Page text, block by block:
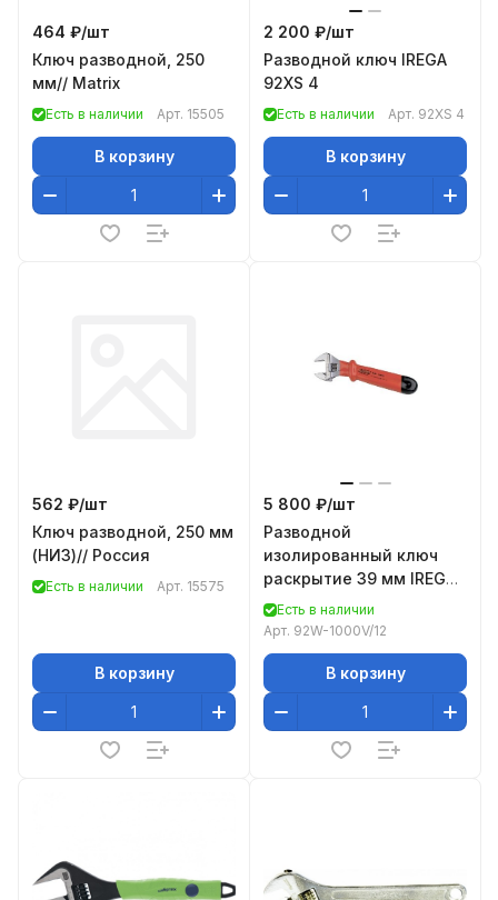
464 ₽/шт
Ключ разводной, 250
мм// Matrix
Есть в наличии Арт. 15505
В корзину
2 200 ₽/шт
Разводной ключ IREGA
92XS 4
Есть в наличии Арт. 92XS 4
В корзину
562 ₽/шт
Ключ разводной, 250 мм
(НИЗ)// Россия
Есть в наличии Арт. 15575
В корзину
5 800 ₽/шт
Разводной
изолированный ключ
раскрытие 39 мм IREGA
92W-1000V/12
Есть в наличии
Арт. 92W-1000V/12
В корзину